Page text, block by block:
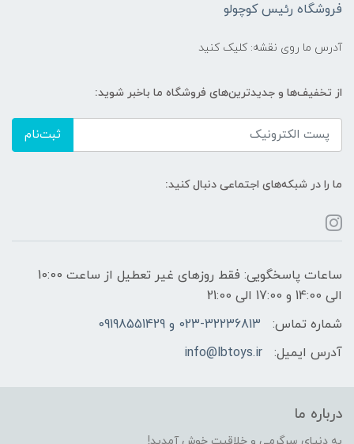
فروشگاه رئیس کوچولو
آدرس ما روی نقشه: کلیک کنید
از تخفیف‌ها و جدیدترین‌های فروشگاه ما باخبر شوید:
ثبت‌نام
ما را در شبکه‌های اجتماعی دنبال کنید:
ساعات پاسخگویی: فقط روزهای غیر تعطیل از ساعت 10:00
الی 14:00 و 17:00 الی 21:00
شماره تماس:
023-32236813 و 09198551429
آدرس ایمیل:
info@lbtoys.ir
درباره ما